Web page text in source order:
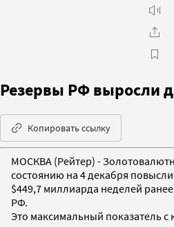
Резервы РФ выросли
Копировать ссылку
МОСКВА (Рейтер) -
состоянию на 4 декабря
$449,7 миллиарда неделей
РФ.
Это максимальный показатель с